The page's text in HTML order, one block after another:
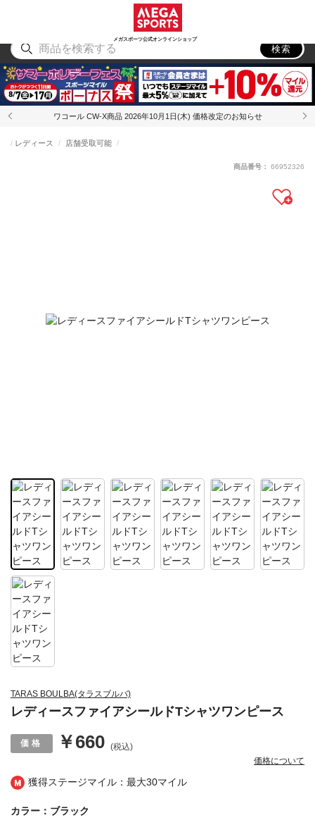
メガスポーツ公式オンラインショップ
アウトドア
検索
ワコール CW-X商品 2026年10月1日(木) 価格改定のお知らせ
獲得ステージマイル：最大30マイル
TARAS BOULBA(タラスブルバ)
レディースファイアシールドTシャツワンピース
レディース 店舗受取可能
￥660 (税込)
価格について
商品番号： 66952326
カラー：ブラック